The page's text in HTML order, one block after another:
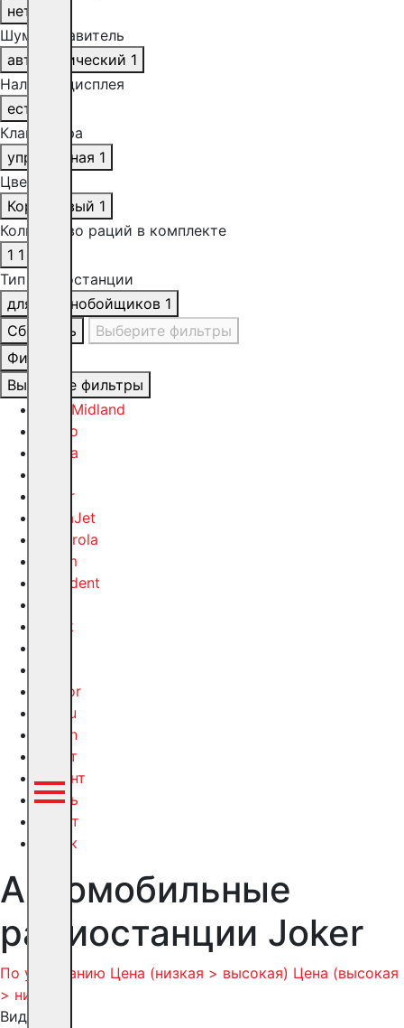
нет
Шумоподавитель
автоматический 1
Наличие дисплея
есть
Клавиатура
упрощённая 1
Цвет
Коричневый 1
Количество раций в комплекте
1 1
Тип радиостанции
для дальнобойщиков 1
Сбросить
Выберите фильтры
Фильтр
Выберите фильтры
Alan/Midland
Alinco
Cobra
Joker
MegaJet
Motorola
Optim
President
Track
Vector
Yaesu
Yosan
Аргут
Радант
Связь
Старт
Терек
Автомобильные
радиостанции Joker
По умолчанию Цена (низкая > высокая) Цена (высокая
> низкая)
Вид: